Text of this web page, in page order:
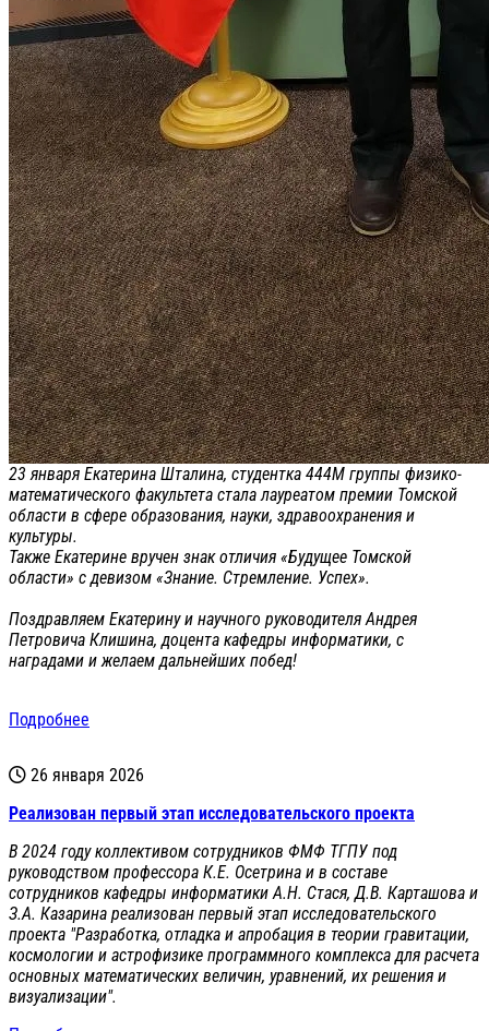
23 января Екатерина Шталина, студентка 444М группы физико-
математического факультета стала лауреатом премии Томской
области в сфере образования, науки, здравоохранения и
культуры.
Также Екатерине вручен знак отличия «Будущее Томской
области» с девизом «Знание. Стремление. Успех».
Поздравляем Екатерину и научного руководителя Андрея
Петровича Клишина, доцента кафедры информатики, с
наградами и желаем дальнейших побед!
Подробнее
26 января 2026
Реализован первый этап исследовательского проекта
В 2024 году коллективом сотрудников ФМФ ТГПУ под
руководством профессора К.Е. Осетрина и в составе
сотрудников кафедры информатики А.Н. Стася, Д.В. Карташова и
З.А. Казарина реализован первый этап исследовательского
проекта "Разработка, отладка и апробация в теории гравитации,
космологии и астрофизике программного комплекса для расчета
основных математических величин, уравнений, их решения и
визуализации".